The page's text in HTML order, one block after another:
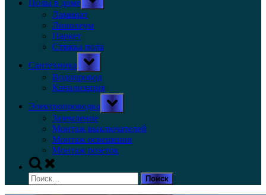
Полы в доме
sub-
menu
Ламинат
Линолеум
Паркет
Стяжка пола
Сантехника
Toggle
sub-
menu
Водопровод
Канализация
Электропроводка
Toggle
sub-
Заземление
Монтаж выключателей
Монтаж освещения
Монтаж розеток
Toggle
search
form
Найти: